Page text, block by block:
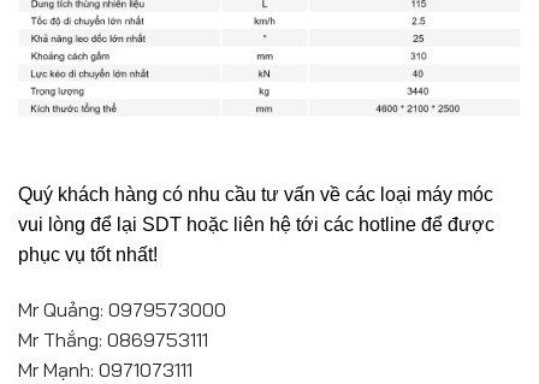
Quý khách hàng có nhu cầu tư vấn về các loại máy móc
vui lòng để lại SDT hoặc liên hệ tới các hotline để được
phục vụ tốt nhất!
Mr Quảng: 0979573000
Mr Thắng: 0869753111
Mr Mạnh: 0971073111